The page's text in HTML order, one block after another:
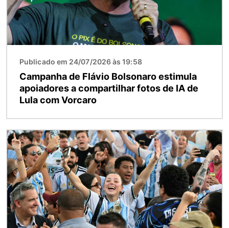
Publicado em 24/07/2026 às 19:58
Campanha de Flávio Bolsonaro estimula
apoiadores a compartilhar fotos de IA de
Lula com Vorcaro
Imagem